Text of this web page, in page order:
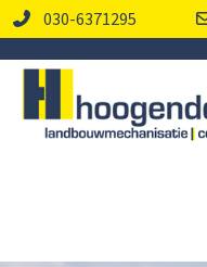
030-6371295